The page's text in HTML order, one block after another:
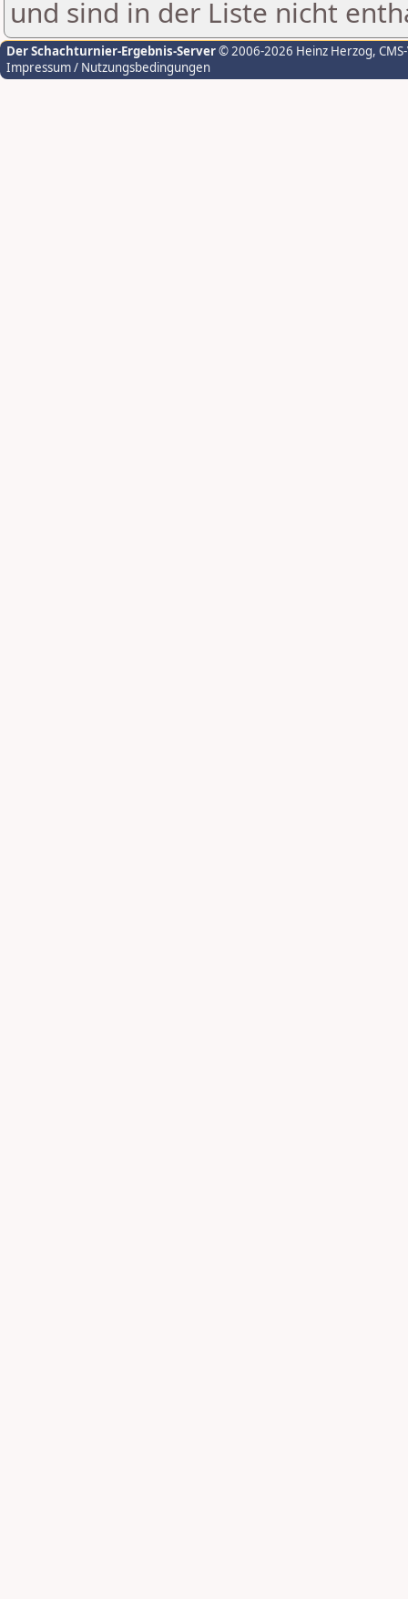
und sind in der Liste nicht
Der Schachturnier-Ergebnis-Server© 2006-2026 Heinz Herzog,
Impressum / Nutzungsbedingungen